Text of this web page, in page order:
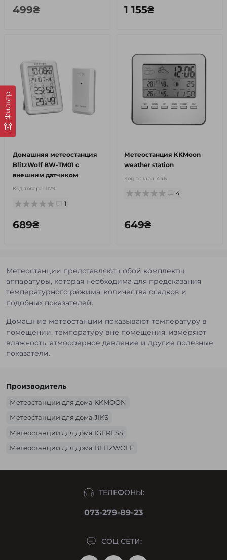
Фильтр
499₴ 1 155₴
Домашняя метеостанция
BlitzWolf BW-TM01 с
внешним датчиком
Код товара: 1179
1
689₴
Метеостанция KKMoon
weather station
Код товара: 446
4
649₴
Метеостанции представляют собой комплекты
аппаратуры, которая необходима для предсказания
температурного режима, количества осадков и
подобных показателей.
Домашние метеостанции показывают температуру в
помещении, температуру вне помещения, измеряют
влажность, атмосферное давление и другие полезные
показатели.
Производитель
Метеостанции для дома KKMOON
Метеостанции для дома JIKS
Метеостанции для дома IGERESS
Метеостанции для дома BLITZWOLF
ТЕЛЕФОНЫ:
073-279-89-23
СОЦ СЕТИ: